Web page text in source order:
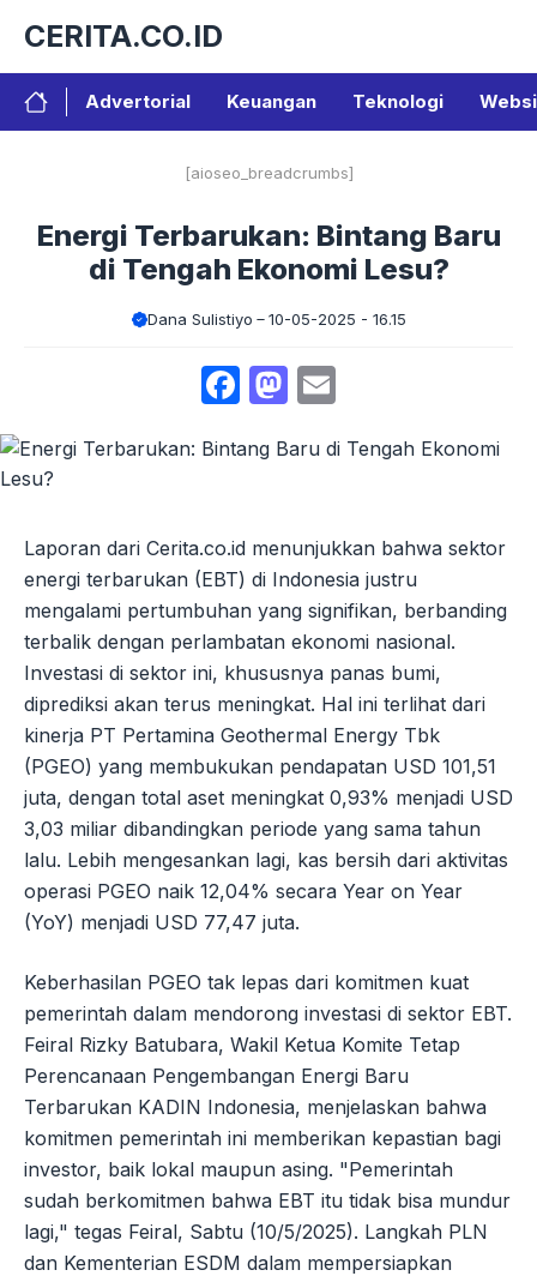
isi
CERITA.CO.ID
Advertorial Keuangan Teknologi
[aioseo_breadcrumbs]
Energi Terbarukan: Bintang Baru
di Tengah Ekonomi Lesu?
Dana Sulistiyo 10-05-2025 - 16.15
Facebook
Mastodon
Laporan dari Cerita.co.id menunjukkan bahwa sektor
energi terbarukan (EBT) di Indonesia justru
mengalami pertumbuhan yang signifikan, berbanding
terbalik dengan perlambatan ekonomi nasional.
Investasi di sektor ini, khususnya panas bumi,
diprediksi akan terus meningkat. Hal ini terlihat dari
kinerja PT Pertamina Geothermal Energy Tbk
(PGEO) yang membukukan pendapatan USD 101,51
juta, dengan total aset meningkat 0,93% menjadi USD
3,03 miliar dibandingkan periode yang sama tahun
lalu. Lebih mengesankan lagi, kas bersih dari aktivitas
operasi PGEO naik 12,04% secara Year on Year
(YoY) menjadi USD 77,47 juta.
Keberhasilan PGEO tak lepas dari komitmen kuat
pemerintah dalam mendorong investasi di sektor EBT.
Feiral Rizky Batubara, Wakil Ketua Komite Tetap
Perencanaan Pengembangan Energi Baru
Terbarukan KADIN Indonesia, menjelaskan bahwa
komitmen pemerintah ini memberikan kepastian bagi
investor, baik lokal maupun asing. "Pemerintah
sudah berkomitmen bahwa EBT itu tidak bisa mundur
lagi," tegas Feiral, Sabtu (10/5/2025). Langkah PLN
dan Kementerian ESDM dalam mempersiapkan